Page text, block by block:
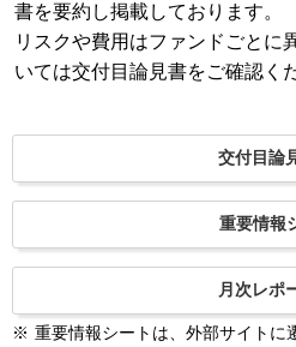
書を要約し掲載しております。
リスクや費用はファンドごとに
いては交付目論見書をご確認く
交付目論
重要情報
月次レポ
※ 重要情報シートは、外部サイトに